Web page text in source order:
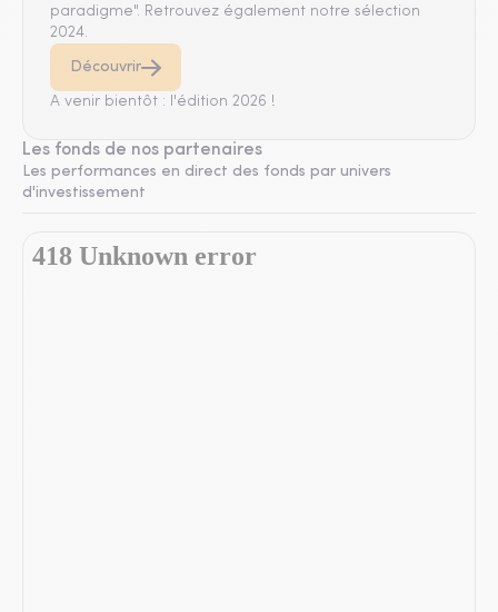
paradigme". Retrouvez également notre sélection
2024.
Découvrir
A venir bientôt : l'édition 2026 !
Les fonds de nos partenaires
Les performances en direct des fonds par univers
d'investissement